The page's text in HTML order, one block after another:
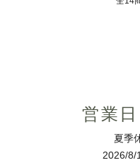
営業
夏季
2026/8/